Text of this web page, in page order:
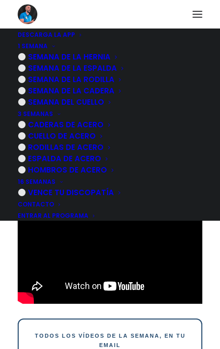
DESCARGA LA APP
1 SEMANA
SEMANA DE LA HERNIA
SEMANA DE LA ESPALDA
SEMANA DE LA RODILLA
SEMANA DE LA CADERA
SEMANA DEL CUELLO
3 SEMANAS
CADERAS DE ACERO
CUELLO DE ACERO
RODILLAS DE ACERO
ESPALDA DE ACERO
HOMBROS DE ACERO
16 SEMANAS
VENCE TU DISCOPATÍA
CONTACTO
ENTRAR AL PROGRAMA
Programa HERNIA
DISCAL por dentro
26 JULIO, 2024
TODOS LOS VÍDEOS DE LA SEMANA, EN TU
EMAIL